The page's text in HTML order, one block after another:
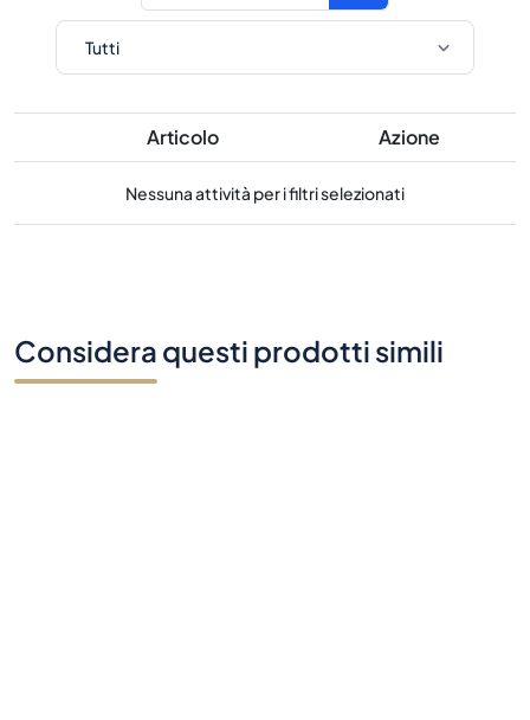
Articolo Azione
Nessuna attività per i filtri selezionati
Considera questi prodotti simili